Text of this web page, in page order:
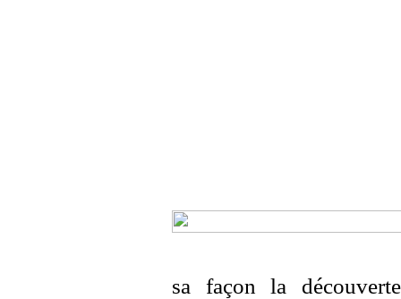
sa façon la